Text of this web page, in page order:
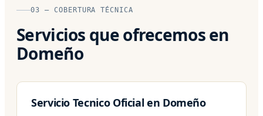
03 — COBERTURA TÉCNICA
Servicios que ofrecemos en
Domeño
Servicio Tecnico Oficial en Domeño